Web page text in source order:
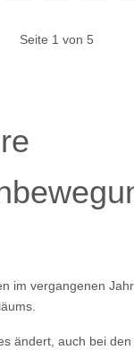
Seite 1 von 5
im vergangenen
ändert, auch bei